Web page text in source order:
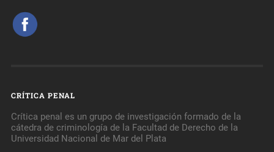
CRÍTICA PENAL
Crítica penal es un grupo de investigación formado de la
cátedra de criminología de la Facultad de Derecho de la
Universidad Nacional de Mar del Plata